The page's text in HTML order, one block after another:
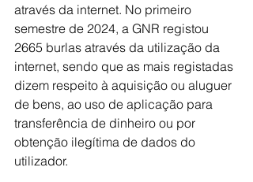
através da internet. No primeiro
semestre de 2024, a GNR registou
2665 burlas através da utilização da
internet, sendo que as mais registadas
dizem respeito à aquisição ou aluguer
de bens, ao uso de aplicação para
transferência de dinheiro ou por
obtenção ilegítima de dados do
utilizador.